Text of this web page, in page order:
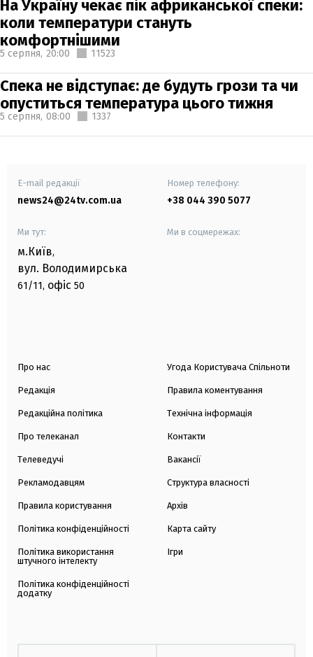
На Україну чекає пік африканської спеки:
коли температури стануть
комфортнішими
5 серпня, 20:00 11523
Спека не відступає: де будуть грози та чи
опуститься температура цього тижня
5 серпня, 08:00 1337
E-mail редакції
news24@24tv.com.ua
Номер телефону:
+38 044 390 5077
Ми тут:
м.Київ,
вул. Володимирська
61/11, офіс 50
Ми в соцмережах:
Про нас
Редакція
Редакційна політика
Про телеканал
Телеведучі
Рекламодавцям
Правила користування
Політика конфіденційності
Політика використання
штучного інтелекту
Політика конфіденційності
додатку
Угода Користувача Спільноти
Правила коментування
Технічна інформація
Контакти
Вакансії
Структура власності
Архів
Карта сайту
Ігри